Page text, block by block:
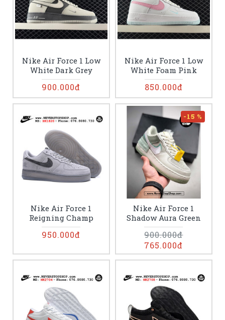
Nike Air Force 1 Low
White Dark Grey
900.000đ
Nike Air Force 1 Low
White Foam Pink
850.000đ
Nike Air Force 1
Reigning Champ
950.000đ
-15 %
Nike Air Force 1
Shadow Aura Green
765.000đ
900.000đ